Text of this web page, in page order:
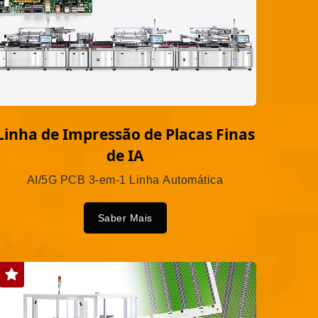
de Impressão de Placas Finas
de IA
AI/5G PCB 3-em-1 Linha Automática
Saber Mais